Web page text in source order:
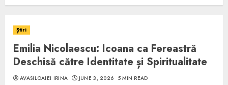
Știri
Emilia Nicolaescu: Icoana ca Fereastră
Deschisă către Identitate și Spiritualitate
AVASILOAIEI IRINA JUNE 3, 2026 5 MIN READ